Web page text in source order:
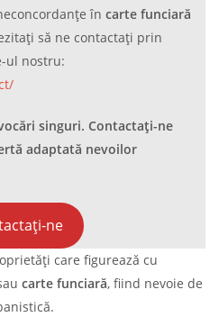
în carte funciară
să ne contactați prin
ul nostru:
singuri. Contactați-ne
adaptată nevoilor
ne
care figurează cu
carte funciară, fiind nevoie de